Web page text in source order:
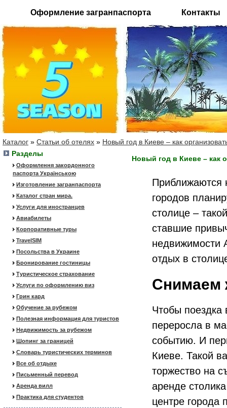
Оформление загранпаспорта Контакты
Каталог » Статьи об отелях » Новый год в Киеве – как
Разделы
Оформлення закордонного
паспорта Українською
Изготовление загранпаспорта
Каталог стран мира.
Услуги для иностранцев
Авиабилеты
Корпоративные туры
TravelSIM
Посольства в Украине
Бронирование гостиницы
Туристическое страхование
Услуги по оформлению виз
Грин кард
Обучение за рубежом
Полезная информация для туристов
Недвижимость за рубежом
Шопинг за границей
Словарь туристических терминов
Все об отдыхе
Письменный перевод
Аренда вилл
Практика для студентов
Новый год в Киеве – как
Приближаются
городов
столице –
ставшие
недвижимости
отдых в
Снимаем
Чтобы поездка
переросла в
событию. И
Киеве. Такой
торжество на
аренде
центре города